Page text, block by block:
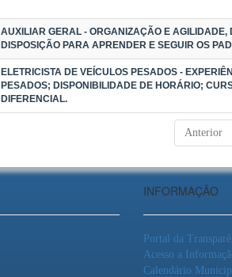
AUXILIAR GERAL - ORGANIZAÇÃO E AGILIDADE,
DISPOSIÇÃO PARA APRENDER E SEGUIR OS
ELETRICISTA DE VEÍCULOS PESADOS -
PESADOS; DISPONIBILIDADE DE HORÁRIO;
DIFERENCIAL.
Anterior
INFORMAÇÃO
Portal da
Acesso a
Calendário